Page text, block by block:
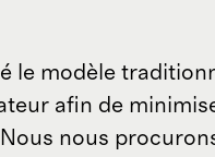
le modèle
afin de
nous